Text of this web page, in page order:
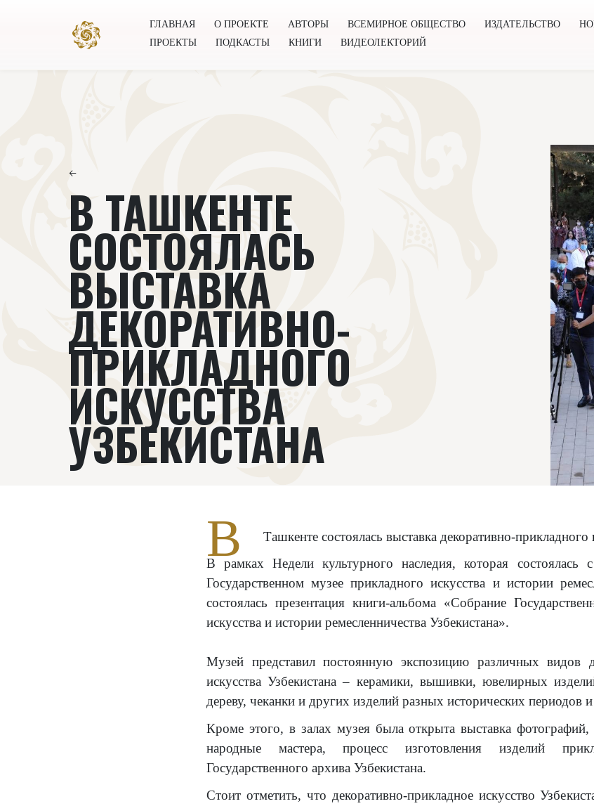
ГЛАВНАЯ О ПРОЕКТЕ АВТОРЫ ВСЕМИРНОЕ ОБЩЕСТВО ИЗДАТЕЛЬСТВО
ПРОЕКТЫ
ПОДКАСТЫ КНИГИ ВИДЕОЛЕКТОРИЙ
←
В ТАШКЕНТЕ
СОСТОЯЛАСЬ
ВЫСТАВКА
ДЕКОРАТИВНО-
ПРИКЛАДНОГО
ИСКУССТВА
УЗБЕКИСТАНА
В
Ташкенте состоялась выставка декоративно-прикладного
В рамках Недели культурного наследия, которая
Государственном музее прикладного искусства и истории
состоялась презентация книги-альбома «Собрание
искусства и истории ремесленничества Узбекистана».
Музей представил постоянную экспозицию различных видов
искусства Узбекистана – керамики, вышивки, ювелирных
дереву, чеканки и других изделий разных исторических периодов
Кроме этого, в залах музея была открыта выставка
народные мастера, процесс изготовления изделий
Государственного архива Узбекистана.
Стоит отметить, что декоративно-прикладное искусство